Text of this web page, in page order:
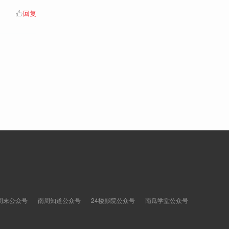
回复
末公众号 南周知道公众号 24楼影院公众号 南瓜学堂公众号